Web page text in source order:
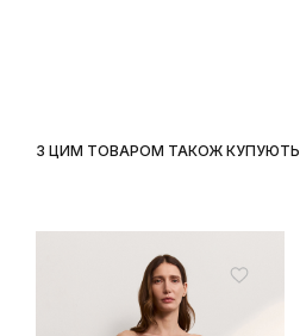
З ЦИМ ТОВАРОМ ТАКОЖ КУПУЮТЬ